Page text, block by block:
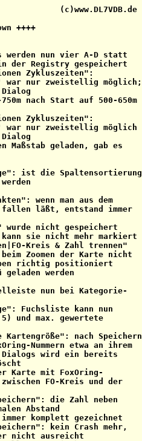
(c)www.DL7VDB.de
++++
werden nun vier A-D statt
der Registry gespeichert
Zykluszeiten":
nur zweistellig möglich;
nach Start auf 500-650m
Zykluszeiten":
nur zweistellig möglich
Maßstab geladen, gab es
ist die Spaltensortierung
wenn man aus dem
läßt, entstand immer
nicht gespeichert
sie nicht mehr markiert
Kreis & Zahl trennen"
Zoomen der Karte nicht
richtig positioniert
werden
nun bei Kategorie-
Fuchsliste kann nun
und max. gewertete
nach Speichern
Nummern etwa an ihrem
wird ein bereits
Karte mit FoxOring-
FO-Kreis und der
die Zahl neben
Abstand
komplett gezeichnet
kein Crash mehr,
nicht ausreicht